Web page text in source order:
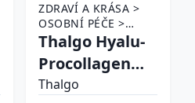
ZDRAVÍ A KRÁSA >
OSOBNÍ PÉČE >
KOSMETIKA > PÉČE
O PLEŤ
Thalgo Hyalu-
Procollagen
Correcting Gel-
Thalgo